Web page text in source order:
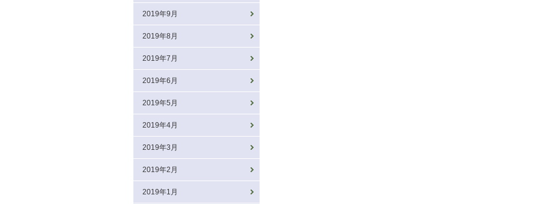
2019年9月
2019年8月
2019年7月
2019年6月
2019年5月
2019年4月
2019年3月
2019年2月
2019年1月